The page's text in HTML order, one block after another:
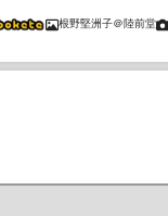
根野堅洲子＠陸前堂